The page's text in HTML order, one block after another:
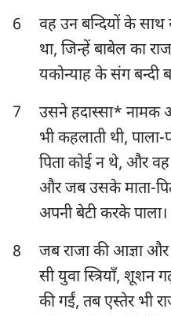
6
वह उन बन्दियों के
था, जिन्हें बाबेल का
यकोन्याह के संग बन्दी
7
उसने हदास्सा* नामक
भी कहलाती थी,
पिता कोई न थे, और
और जब उसके माता-
अपनी बेटी करके पाला।
8
जब राजा की आज्ञा
सी युवा स्त्रियाँ, शूशन
की गईं, तब एस्तेर भी